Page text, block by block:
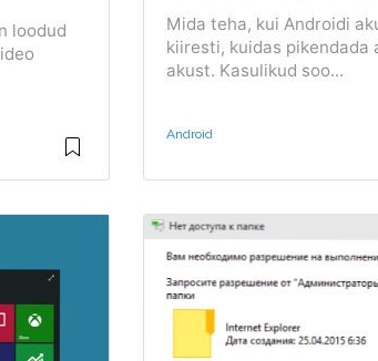
loodud
Mida teha, kui Androidi
kiiresti, kuidas pikendada
akust. Kasulikud soo...
Android